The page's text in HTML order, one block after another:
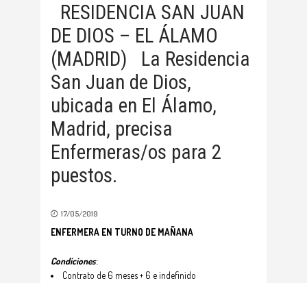
RESIDENCIA SAN JUAN
DE DIOS – EL ÁLAMO
(MADRID) La Residencia
San Juan de Dios,
ubicada en El Álamo,
Madrid, precisa
Enfermeras/os para 2
puestos.
17/05/2019
ENFERMERA EN TURNO DE MAÑANA
Condiciones:
Contrato de 6 meses + 6 e indefinido